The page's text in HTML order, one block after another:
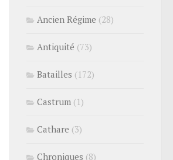
Ancien Régime (28)
Antiquité (73)
Batailles (172)
Castrum (1)
Cathare (3)
Chroniques (8)